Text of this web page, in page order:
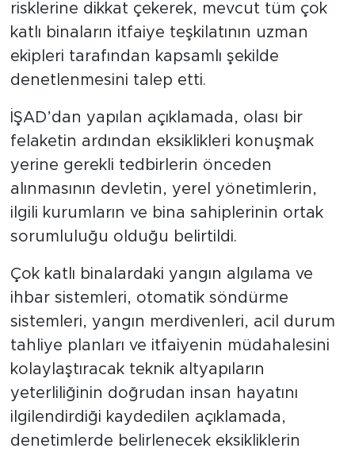
risklerine dikkat çekerek, mevcut tüm çok
katlı binaların itfaiye teşkilatının uzman
ekipleri tarafından kapsamlı şekilde
denetlenmesini talep etti.
İŞAD’dan yapılan açıklamada, olası bir
felaketin ardından eksiklikleri konuşmak
yerine gerekli tedbirlerin önceden
alınmasının devletin, yerel yönetimlerin,
ilgili kurumların ve bina sahiplerinin ortak
sorumluluğu olduğu belirtildi.
Çok katlı binalardaki yangın algılama ve
ihbar sistemleri, otomatik söndürme
sistemleri, yangın merdivenleri, acil durum
tahliye planları ve itfaiyenin müdahalesini
kolaylaştıracak teknik altyapıların
yeterliliğinin doğrudan insan hayatını
ilgilendirdiği kaydedilen açıklamada,
denetimlerde belirlenecek eksikliklerin